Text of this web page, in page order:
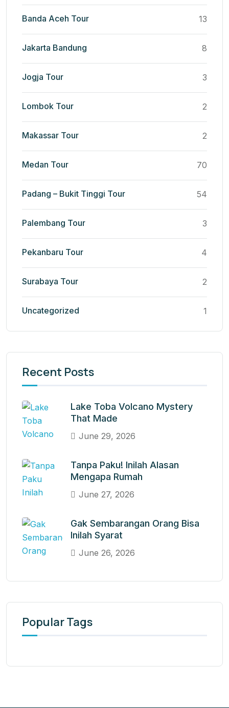
Banda Aceh Tour 13
Jakarta Bandung 8
Jogja Tour 3
Lombok Tour 2
Makassar Tour 2
Medan Tour 70
Padang – Bukit Tinggi Tour 54
Palembang Tour 3
Pekanbaru Tour 4
Surabaya Tour 2
Uncategorized 1
Recent Posts
Lake Toba Volcano Mystery
That Made
June 29, 2026
Tanpa Paku! Inilah Alasan
Mengapa Rumah
June 27, 2026
Gak Sembarangan Orang Bisa
Inilah Syarat
June 26, 2026
Popular Tags